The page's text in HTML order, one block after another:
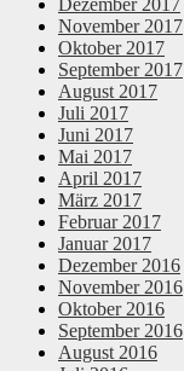
Dezember 2017
November 2017
Oktober 2017
September 2017
August 2017
Juli 2017
Juni 2017
Mai 2017
April 2017
März 2017
Februar 2017
Januar 2017
Dezember 2016
November 2016
Oktober 2016
September 2016
August 2016